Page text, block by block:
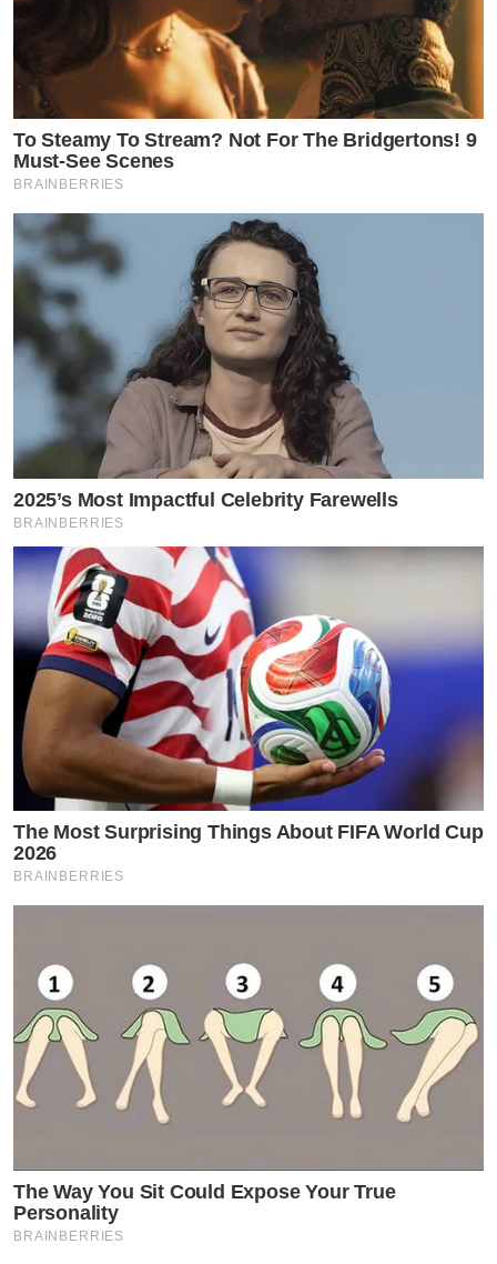
To Steamy To Stream? Not For The Bridgertons! 9
Must-See Scenes
BRAINBERRIES
2025’s Most Impactful Celebrity Farewells
BRAINBERRIES
The Most Surprising Things About FIFA World Cup
2026
BRAINBERRIES
The Way You Sit Could Expose Your True
Personality
BRAINBERRIES